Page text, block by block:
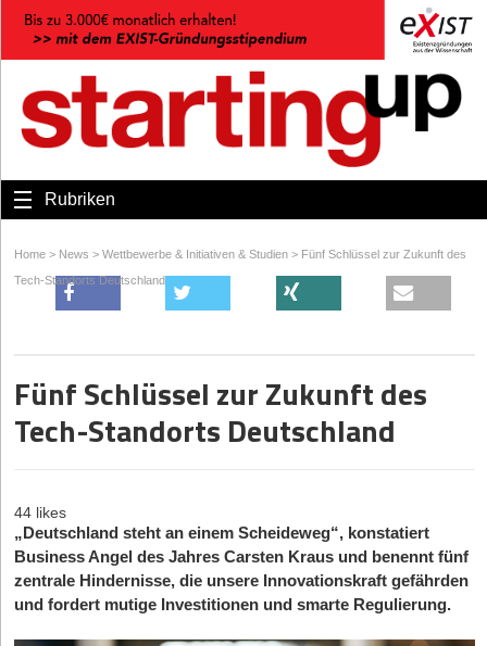
Rubriken
Home > News > Wettbewerbe & Initiativen & Studien > Fünf Schlüssel zur Zukunft des
Tech-Standorts Deutschland
Fünf Schlüssel zur Zukunft des
Tech-Standorts Deutschland
44 likes
„Deutschland steht an einem Scheideweg“, konstatiert
Business Angel des Jahres Carsten Kraus und benennt fünf
zentrale Hindernisse, die unsere Innovationskraft gefährden
und fordert mutige Investitionen und smarte Regulierung.